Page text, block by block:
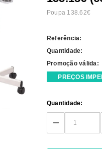
Poupa 138.62€
Referência:
Quantidade:
Promoção válida:
PREÇOS
Current
Stock:
Quantidade:
DECREASE
QUANTITY: